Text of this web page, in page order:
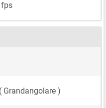
fps
Grandangolare )